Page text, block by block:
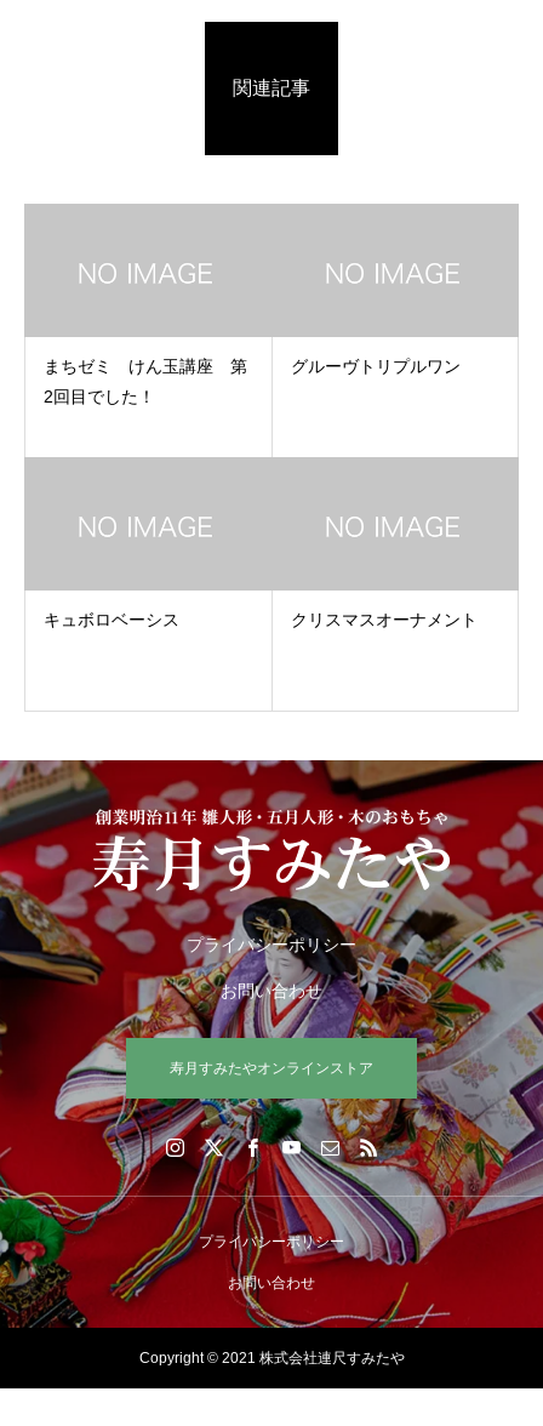
関連記事
まちゼミ けん玉講座 第
2回目でした！
グルーヴトリプルワン
キュボロベーシス クリスマスオーナメント
プライバシーポリシー
お問い合わせ
寿月すみたやオンラインストア
プライバシーポリシー
お問い合わせ
Copyright © 2021 株式会社連尺すみたや